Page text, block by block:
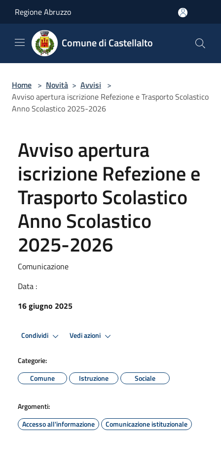
Regione Abruzzo
Comune di Castellalto
Home > Novità > Avvisi >
Avviso apertura iscrizione Refezione e Trasporto Scolastico
Anno Scolastico 2025-2026
Avviso apertura
iscrizione Refezione e
Trasporto Scolastico
Anno Scolastico
2025-2026
Comunicazione
Data :
16 giugno 2025
Condividi Vedi azioni
Categorie:
Comune
Istruzione Sociale
Argomenti:
Accesso all'informazione
Comunicazione istituzionale